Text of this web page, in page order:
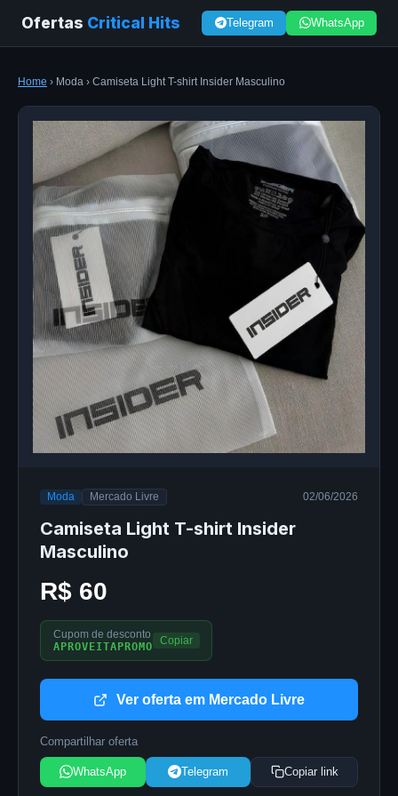
Ofertas Critical Hits Telegram WhatsApp
Home › Moda › Camiseta Light T-shirt Insider Masculino
Moda Mercado Livre 02/06/2026
Camiseta Light T-shirt Insider
Masculino
R$ 60
Cupom de desconto
APROVEITAPROMO
Copiar
Ver oferta em Mercado Livre
Compartilhar oferta
WhatsApp Telegram Copiar link